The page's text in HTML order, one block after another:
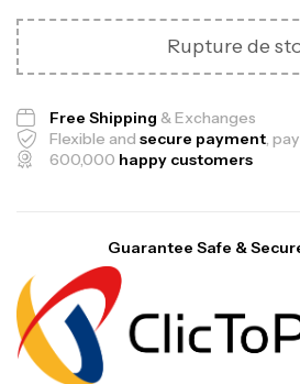
Rupture de
Free Shipping & Exchanges
Flexible and secure payment,
600,000 happy customers
Guarantee Safe &